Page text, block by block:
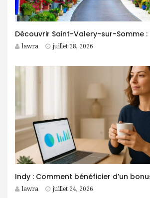
lawra juillet 28, 2026
lawra juillet 24, 2026